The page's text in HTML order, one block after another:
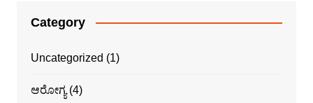
Category
Uncategorized (1)
ಆರೋಗ್ಯ(4)